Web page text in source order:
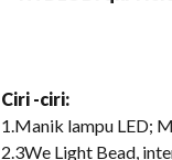
Ciri -ciri:
1.Manik lampu LED;
2.3We Light Bead,